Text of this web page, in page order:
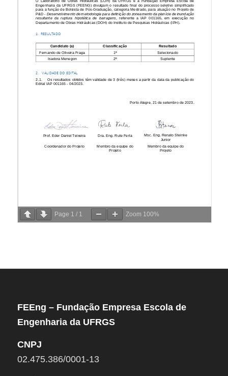
Page 1 / 1 Zoom 100%
FEEng – Fundação Empresa Escola de
Engenharia da UFRGS
CNPJ
02.475.386/0001-13